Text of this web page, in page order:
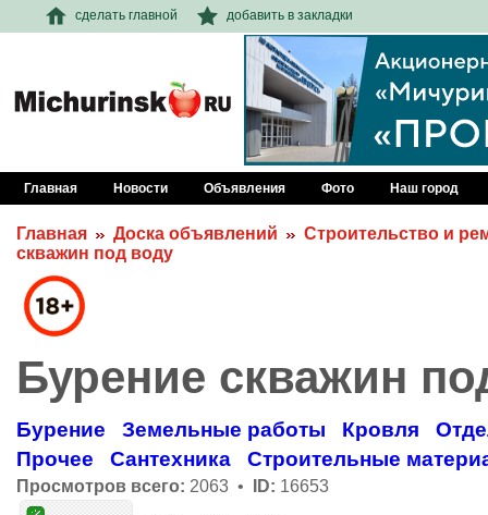
сделать главной добавить в закладки
Главная Новости Объявления Фото Наш город
Главная Доска объявлений
Строительство и
скважин под воду
Бурение скважин
Бурение Земельные работы Кровля
Прочее
Сантехника Строительные
Просмотров всего: 2063 • ID: 16653